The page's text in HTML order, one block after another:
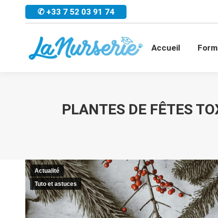
✆ +33 7 52 03 91 74
Accueil
PLANTES DE FÊTES
Actualité
Tuto et astuces